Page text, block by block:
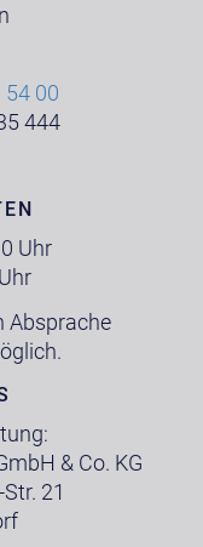
54 00
444
Uhr
Absprache
& Co. KG
21